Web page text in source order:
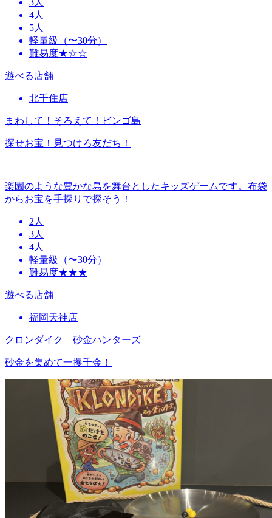
4人
5人
軽量級（〜30分）
難易度★☆☆
遊べる店舗
北千住店
まわして！そろえて！ビンゴ島
探せお宝！見つけろ友だち！
楽園のような豊かな島を舞台としたキッズゲームです。布袋
からお宝を手探りで探そう！
2人
3人
4人
軽量級（〜30分）
難易度★★★
遊べる店舗
福岡天神店
クロンダイク 砂金ハンターズ
砂金を集めて一攫千金！